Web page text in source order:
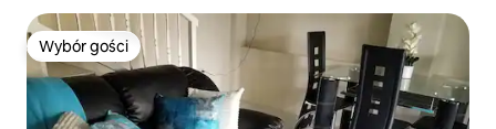
Wybór gości
Wybór gości